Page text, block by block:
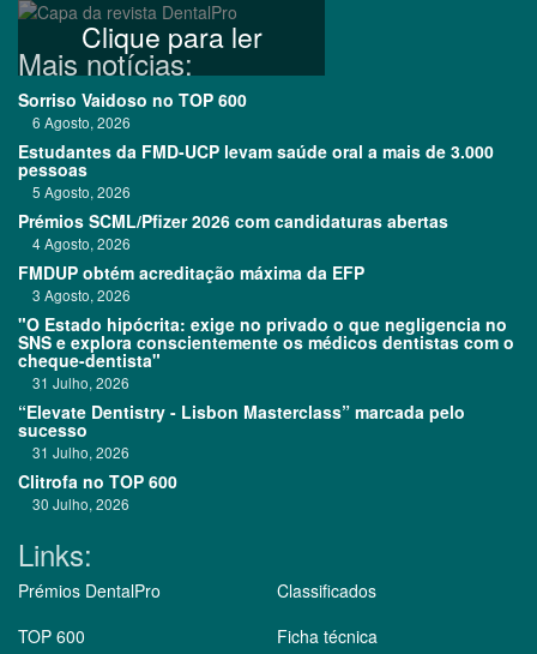
Clique para ler
Mais notícias:
Sorriso Vaidoso no TOP 600
6 Agosto, 2026
Estudantes da FMD-UCP levam saúde oral a mais de 3.000
pessoas
5 Agosto, 2026
Prémios SCML/Pfizer 2026 com candidaturas abertas
4 Agosto, 2026
FMDUP obtém acreditação máxima da EFP
3 Agosto, 2026
"O Estado hipócrita: exige no privado o que negligencia no
SNS e explora conscientemente os médicos dentistas com o
cheque-dentista"
31 Julho, 2026
“Elevate Dentistry - Lisbon Masterclass” marcada pelo
sucesso
31 Julho, 2026
Clitrofa no TOP 600
30 Julho, 2026
Links:
Prémios DentalPro
TOP 600
Classificados
Ficha técnica